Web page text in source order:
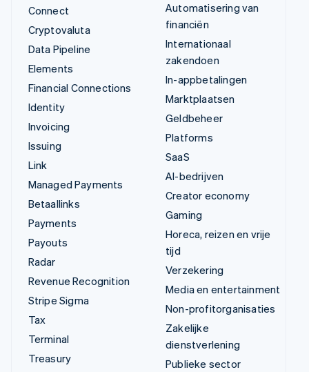
Connect
Cryptovaluta
Data Pipeline
Elements
Financial Connections
Identity
Invoicing
Issuing
Link
Managed Payments
Betaallinks
Payments
Payouts
Radar
Revenue Recognition
Stripe Sigma
Tax
Terminal
Treasury
Automatisering van
financiën
Internationaal
zakendoen
In-appbetalingen
Marktplaatsen
Geldbeheer
Platforms
SaaS
AI-bedrijven
Creator economy
Gaming
Horeca, reizen en vrije
tijd
Verzekering
Media en entertainment
Non-profitorganisaties
Zakelijke
dienstverlening
Publieke sector